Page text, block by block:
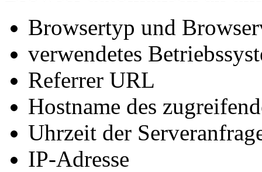
Browsertyp und
verwendetes
Referrer URL
Hostname des
Uhrzeit der
IP-Adresse